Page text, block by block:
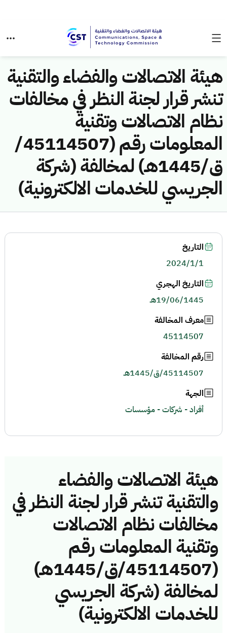
هيئة الاتصالات والفضاء والتقنية
تنشر قرار لجنة النظر في مخالفات
نظام الاتصالات وتقنية
المعلومات رقم (45114507/
ق/1445هـ) لمخالفة (شركة
الجريسي للخدمات الالكترونية)
هيئة الاتصالات والفضاء
والتقنية تنشر قرار لجنة النظر في
مخالفات نظام الاتصالات
وتقنية المعلومات رقم
(45114507/ق/1445هـ)
لمخالفة (شركة الجريسي
للخدمات الالكترونية)
التاريخ
2024/1/1
التاريخ الهجري
19/06/1445هـ
معرف المخالفة
45114507
رقم المخالفة
45114507/ق/1445هـ
الجهة
أفراد - شركات - مؤسسات